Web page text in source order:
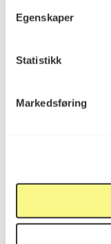
Egenskaper
Statistikk
Markedsføring
Kunstner